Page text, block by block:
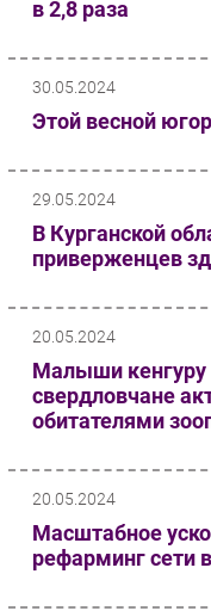
в 2,8 раза
30.05.2024
Этой весной
29.05.2024
В Курганской
приверженцев
20.05.2024
Малыши кенгуру
свердловчане
обитателями
20.05.2024
Масштабное
рефарминг сети